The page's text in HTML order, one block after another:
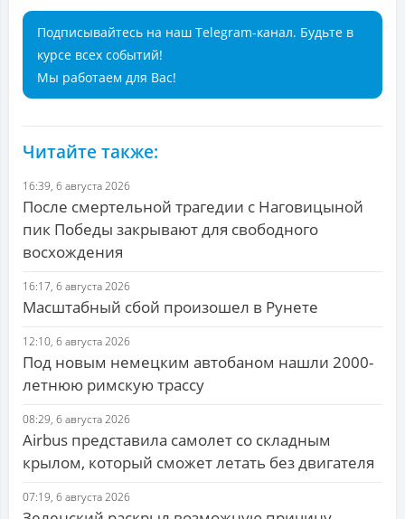
Подписывайтесь на наш Telegram-канал. Будьте в
курсе всех событий!
Мы работаем для Вас!
Читайте также:
16:39, 6 августа 2026
После смертельной трагедии с Наговицыной
пик Победы закрывают для свободного
восхождения
16:17, 6 августа 2026
Масштабный сбой произошел в Рунете
12:10, 6 августа 2026
Под новым немецким автобаном нашли 2000-
летнюю римскую трассу
08:29, 6 августа 2026
Airbus представила самолет со складным
крылом, который сможет летать без двигателя
07:19, 6 августа 2026